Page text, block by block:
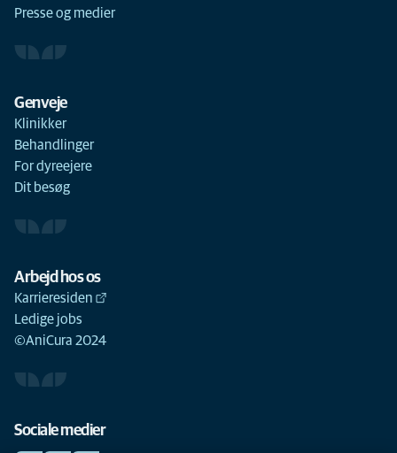
Presse og medier
Genveje
Klinikker
Behandlinger
For dyreejere
Dit besøg
Arbejd hos os
Karrieresiden
Ledige jobs
©AniCura 2024
Sociale medier